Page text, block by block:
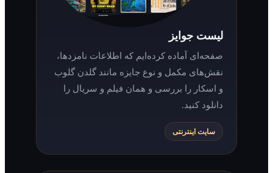
لیست جوایز
صفحه‌ای آماده کرده‌ایم که اطلاعات نامزدها،
نقش‌های مکمل و نوع جایزه مانند گلدن گلوب
و اسکار را بررسی و همان فیلم و سریال را
سایت اینترنتی